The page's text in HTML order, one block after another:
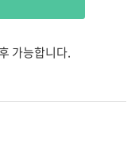
가능합니다.